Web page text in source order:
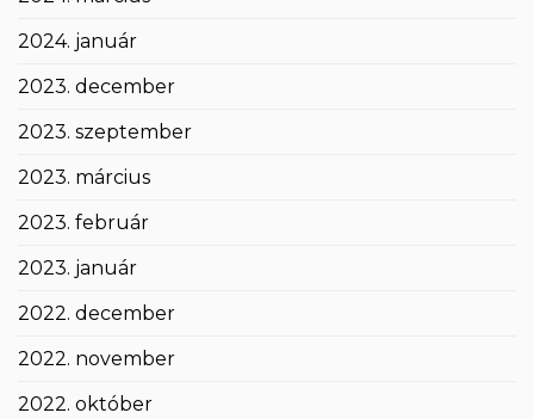
2024. január
2023. december
2023. szeptember
2023. március
2023. február
2023. január
2022. december
2022. november
2022. október